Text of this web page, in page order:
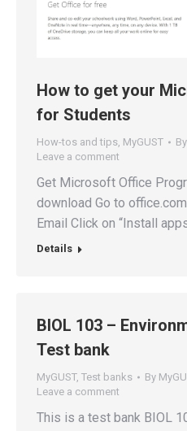
How to get your
for Students
How-tos and tips MyGUST By
Leave a comment
Get Microsoft Office
download Go to
Email Click on “Install
Details
BIOL 103 –
Test bank
MyGUST, Test banks By
Leave a comment
This is a test bank BIOL